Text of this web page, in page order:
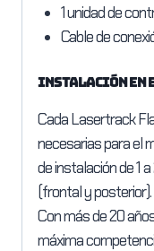
1 unidad de
Cable de
Instalación en
Cada Lasertrack
necesarias para el
de instalación de 1
(frontal y
Con más de 20
máxima